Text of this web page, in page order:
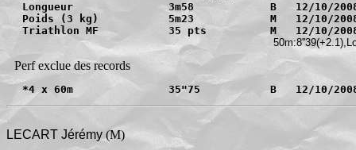
Longueur               3m58            B   12/10/
Poids (3 kg)           5m23            M   12/10/
Triathlon MF           35 pts          M   12/10/
Perf exclue des records
*4 x 60m               35"75           B   12/10/2008
LECART Jérémy (M)